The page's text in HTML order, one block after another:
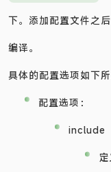
下。添加配置文件之
编译。
具体的配置选项如下所
配置选项：
include